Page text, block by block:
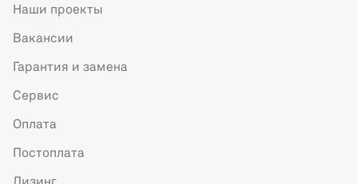
Наши проекты
Вакансии
Гарантия и замена
Сервис
Оплата
Постоплата